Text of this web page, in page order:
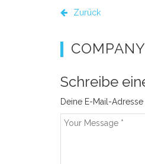
Zurück
Schreibe
Deine E-Mail-